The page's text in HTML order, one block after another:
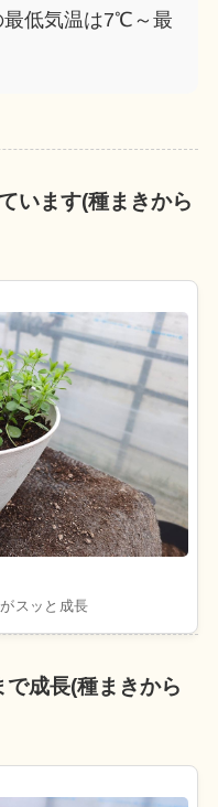
最低気温は7℃～最
います(種まきから
スッと成長
成長(種まきから